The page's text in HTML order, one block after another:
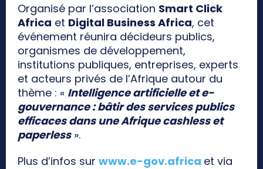
Organisé par l’association Smart Click
Africa et Digital Business Africa, cet
événement réunira décideurs publics,
organismes de développement,
institutions publiques, entreprises, experts
et acteurs privés de l’Afrique autour du
thème : « Intelligence artificielle et e-
gouvernance : bâtir des services publics
efficaces dans une Afrique cashless et
paperless».
Plus d’infos sur www.e-gov.africa et via